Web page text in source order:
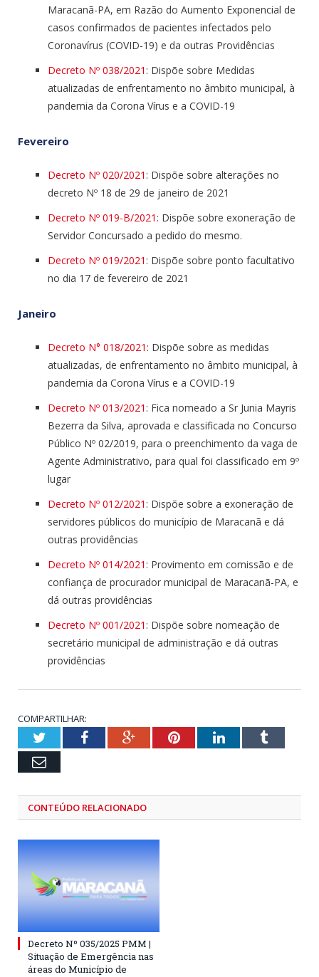
Maracanã-PA, em Razão do Aumento Exponencial de
casos confirmados de pacientes infectados pelo
Coronavírus (COVID-19) e da outras Providências
Decreto Nº 038/2021 : Dispõe sobre Medidas
atualizadas de enfrentamento no âmbito municipal, à
pandemia da Corona Vírus e a COVID-19
Fevereiro
Decreto Nº 020/2021 : Dispõe sobre alterações no
decreto Nº 18 de 29 de janeiro de 2021
Decreto Nº 019-B/2021 : Dispõe sobre exoneração de
Servidor Concursado a pedido do mesmo.
Decreto Nº 019/2021 : Dispõe sobre ponto facultativo
no dia 17 de fevereiro de 2021
Janeiro
Decreto N° 018/2021 : Dispõe sobre as medidas
atualizadas, de enfrentamento no âmbito municipal, à
pandemia da Corona Vírus e a COVID-19
Decreto Nº 013/2021 : Fica nomeado a Sr Junia Mayris
Bezerra da Silva, aprovada e classificada no Concurso
Público Nº 02/2019, para o preenchimento da vaga de
Agente Administrativo, para qual foi classificado em 9º
lugar
Decreto Nº 012/2021 : Dispõe sobre a exoneração de
servidores públicos do município de Maracanã e dá
outras providências
Decreto Nº 014/2021 : Provimento em comissão e de
confiança de procurador municipal de Maracanã-PA, e
dá outras providências
Decreto Nº 001/2021 : Dispõe sobre nomeação de
secretário municipal de administração e dá outras
providências
COMPARTILHAR:
TwitterFacebookGoogle+PinterestLinkedInTumblr
Email
CONTEÚDO RELACIONADO
Decreto Nº 035/2025 PMM |
Situação de Emergência nas
áreas do Município de